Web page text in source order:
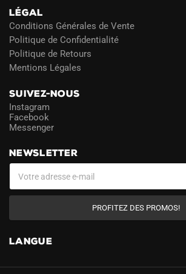
LÉGAL
Conditions Générales de Vente
Politique de Confidentialité
Politique de Retours
Mentions Légales
SUIVEZ-NOUS
Instagram
Facebook
Messenger
NEWSLETTER
PROFITEZ DES PROMOS!
LANGUE